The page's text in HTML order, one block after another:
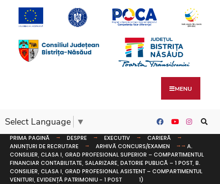
MENU
Select Language ▼
PRIMA PAGINĂ DESPRE EXECUTIV
CARIERĂ
ANUNȚURI DE RECRUTARE
ARHIVĂ CONCURS/EXAMEN
A.
CONSILIER, CLASA I, GRAD PROFESIONAL SUPERIOR – COMPARTIMENTUL
FINANCIAR CONTABILITATE, SALARIZARE, DATORIE PUBLICĂ – 1 POST, B.
CONSILIER, CLASA I, GRAD PROFESIONAL ASISTENT – COMPARTIMENTUL
VENITURI, EVIDENȚĂ PATRIMONIU - 1 POST
1)